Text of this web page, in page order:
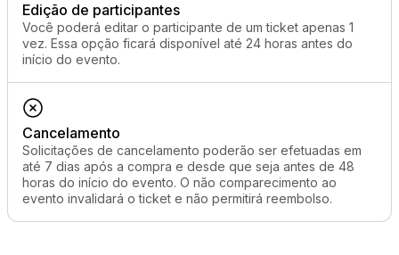
Edição de participantes
Você poderá editar o participante de um ticket apenas 1
vez. Essa opção ficará disponível até 24 horas antes do
início do evento.
Cancelamento
Solicitações de cancelamento poderão ser efetuadas em
até 7 dias após a compra e desde que seja antes de 48
horas do início do evento. O não comparecimento ao
evento invalidará o ticket e não permitirá reembolso.